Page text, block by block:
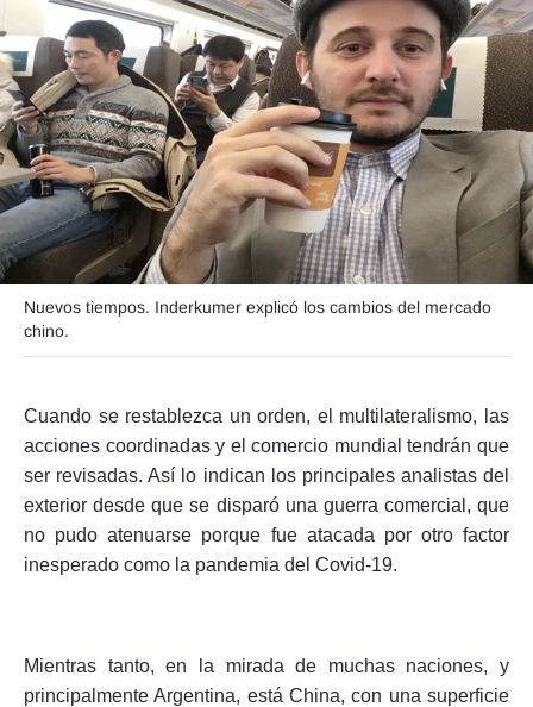
Agronegocios
Mercados
Seguinos
Nuevos tiempos. Inderkumer explicó los cambios del mercado
chino.
Cuando se restablezca un orden, el multilateralismo, las
acciones coordinadas y el comercio mundial tendrán que
ser revisadas. Así lo indican los principales analistas del
exterior desde que se disparó una guerra comercial, que
no pudo atenuarse porque fue atacada por otro factor
inesperado como la pandemia del Covid-19.
Mientras tanto, en la mirada de muchas naciones, y
principalmente Argentina, está China, con una superficie